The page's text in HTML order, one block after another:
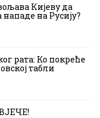
Кијеву да
нападе на Русију?
рата: Ко покреће
табли